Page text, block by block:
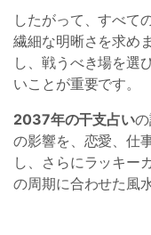
したがって、すべて
繊細な明晰さを求め
し、戦うべき場を選
いことが重要です。
2037年の干支占い
の影響を、恋愛、仕
し、さらにラッキー
の周期に合わせた風